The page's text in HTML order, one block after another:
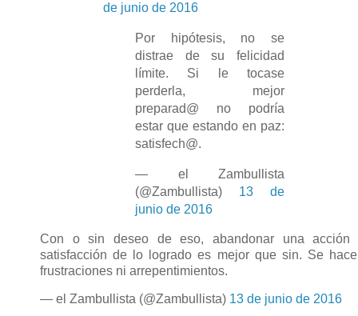
de junio de 2016
Por hipótesis, no se
distrae de su felicidad
límite. Si le tocase
perderla, mejor
preparad@ no podría
estar que estando en paz:
satisfech@.
— el Zambullista
(@Zambullista) 13 de
junio de 2016
Con o sin deseo de eso, abandonar una acción
satisfacción de lo logrado es mejor que sin. Se
frustraciones ni arrepentimientos.
— el Zambullista (@Zambullista) 13 de junio de 2016